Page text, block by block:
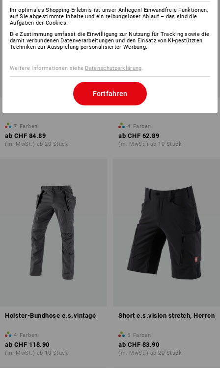
Bundhose e.s.vision, Herren
7 Farben
ab CHF 84.89
(m. MwSt.) ab 20 Stück
Short e.s.motion Sommer
4 Farben
ab CHF 62.89
(m. MwSt.) ab 10 Stück
Holster-Bundhose e.s.vintage
4 Farben
ab CHF 118.90
(m. MwSt.) ab 10 Stück
Short e.s.vision stretch, Herren
5 Farben
ab CHF 83.90
(m. MwSt.) ab 20 Stück
Ihr optimales Shopping-Erlebnis ist unser Anliegen! Einwandfreie Funktionen,
auf Sie abgestimmte Inhalte und ein reibungsloser Ablauf – das sind die
Aufgaben der Cookies.
Die Zustimmung umfasst die Einwilligung zur Nutzung für Tracking sowie die
damit verbundenen Datenverarbeitungen und den Einsatz von KI-gestützten
Techniken zur Ausspielung personalisierter Werbung.
Weitere Informationen siehe Datenschutzerklärung
Fortfahren